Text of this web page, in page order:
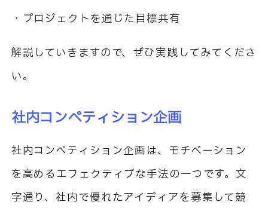
・プロジェクトを通じた目標共有
解説していきますので、ぜひ実践してみてくださ
い。
社内コンペティション企画
社内コンペティション企画は、モチベーション
を高めるエフェクティブな手法の一つです。文
字通り、社内で優れたアイディアを募集して競